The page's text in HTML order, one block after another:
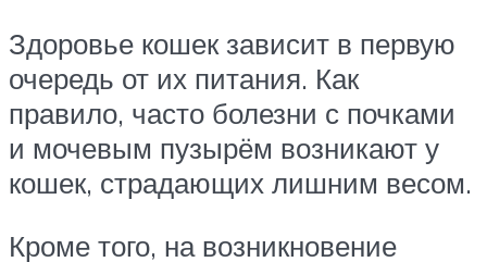
Здоровье кошек зависит в первую
очередь от их питания. Как
правило, часто болезни с почками
и мочевым пузырём возникают у
кошек, страдающих лишним весом.
Кроме того, на возникновение